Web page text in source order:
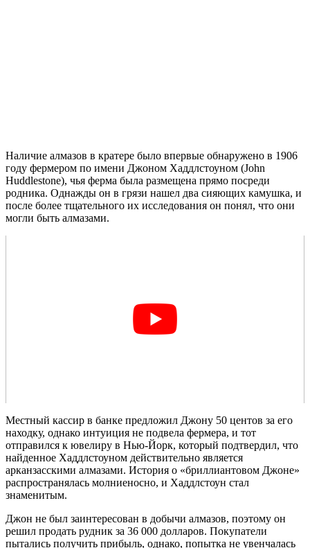
Наличие алмазов в кратере было впервые обнаружено в 1906
году фермером по имени Джоном Хаддлстоуном (John
Huddlestone), чья ферма была размещена прямо посреди
родника. Однажды он в грязи нашел два сияющих камушка, и
после более тщательного их исследования он понял, что они
могли быть алмазами.
Местный кассир в банке предложил Джону 50 центов за его
находку, однако интуиция не подвела фермера, и тот
отправился к ювелиру в Нью-Йорк, который подтвердил, что
найденное Хаддлстоуном действительно является
арканзасскими алмазами. История о «бриллиантовом Джоне»
распространялась молниеносно, и Хаддлстоун стал
знаменитым.
Джон не был заинтересован в добычи алмазов, поэтому он
решил продать рудник за 36 000 долларов. Покупатели
пытались получить прибыль, однако, попытка не увенчалась